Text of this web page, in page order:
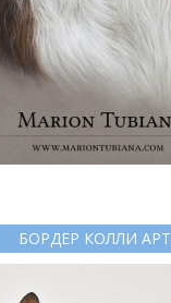
БОРДЕР КОЛЛИ АРТ